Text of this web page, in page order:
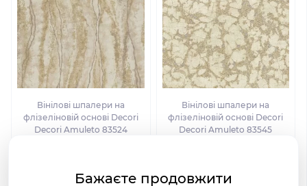
Вінілові шпалери на
флізеліновій основі Decori
Decori Amuleto 83524
Вінілові шпалери на
флізеліновій основі Decori
Decori Amuleto 83545
Бажаєте продовжити